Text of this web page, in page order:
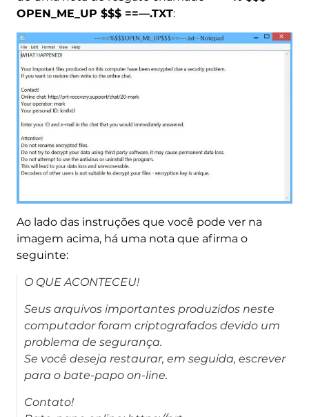
OPEN_ME_UP $$$ ==—.TXT:
Ao lado das instruções que você pode ver na
imagem acima, há uma nota que afirma o
seguinte:
O QUE ACONTECEU!
Seus arquivos importantes produzidos neste
computador foram criptografados devido um
problema de segurança.
Se você deseja restaurar, em seguida, escrever
para o bate-papo on-line.
Contato!